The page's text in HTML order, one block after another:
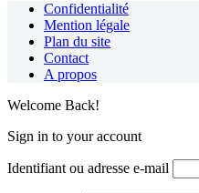
Confidentialité
Mention légale
Plan du site
Contact
A propos
Welcome Back!
Sign in to your account
Identifiant ou adresse e-mail